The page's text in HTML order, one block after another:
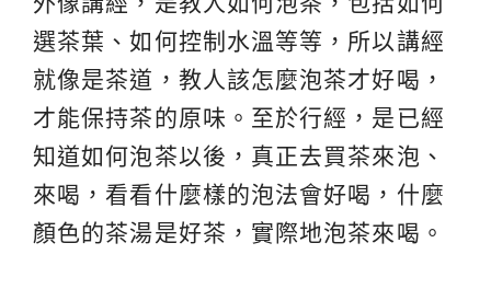
選茶葉、如何控制水溫等等，所以講經
就像是茶道，教人該怎麼泡茶才好喝，
才能保持茶的原味。至於行經，是已經
知道如何泡茶以後，真正去買茶來泡、
來喝，看看什麼樣的泡法會好喝，什麼
顏色的茶湯是好茶，實際地泡茶來喝。